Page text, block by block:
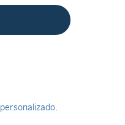
personalizado,